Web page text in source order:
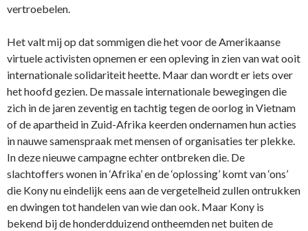
vertroebelen.
Het valt mij op dat sommigen die het voor de Amerikaanse
virtuele activisten opnemen er een opleving in zien van wat ooit
internationale solidariteit heette. Maar dan wordt er iets over
het hoofd gezien. De massale internationale bewegingen die
zich in de jaren zeventig en tachtig tegen de oorlog in Vietnam
of de apartheid in Zuid-Afrika keerden ondernamen hun acties
in nauwe samenspraak met mensen of organisaties ter plekke.
In deze nieuwe campagne echter ontbreken die. De
slachtoffers wonen in ‘Afrika’ en de ‘oplossing’ komt van ‘ons’
die Kony nu eindelijk eens aan de vergetelheid zullen ontrukken
en dwingen tot handelen van wie dan ook. Maar Kony is
bekend bij de honderdduizend ontheemden net buiten de